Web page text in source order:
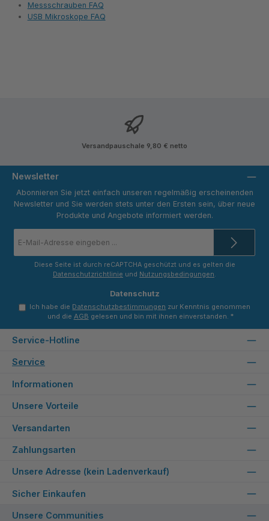
Messschrauben FAQ
USB Mikroskope FAQ
Versandpauschale 9,80 € netto
Newsletter
Abonnieren Sie jetzt einfach unseren regelmäßig erscheinenden
Newsletter und Sie werden stets unter den Ersten sein, über neue
Produkte und Angebote informiert werden.
Mail-
*
Diese Seite ist durch reCAPTCHA geschützt und es gelten die
Datenschutzrichtlinie und Nutzungsbedingungen.
Datenschutz
Ich habe die Datenschutzbestimmungen zur Kenntnis genommen
und die AGB gelesen und bin mit ihnen einverstanden. *
Service-Hotline
Service
Informationen
Unsere Vorteile
Versandarten
Zahlungsarten
Unsere Adresse (kein Ladenverkauf)
Sicher Einkaufen
Unsere Communities